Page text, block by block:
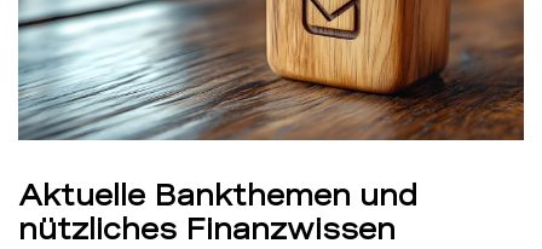
Aktuelle Bankthemen und
nützliches Finanzwissen